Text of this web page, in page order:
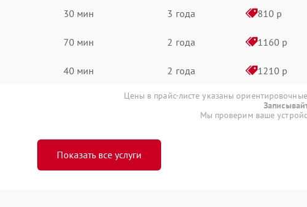
30 мин 3 года 810 р
70 мин 2 года 1160 р
40 мин 2 года 1210 р
Цены в прайс-листе указаны
Мы проверим ваше
Показать все услуги